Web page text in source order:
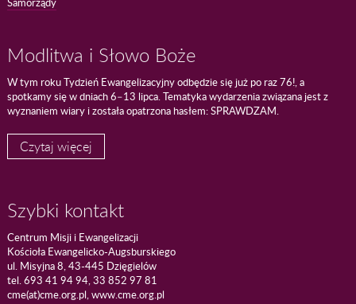
Modlitwa i Słowo Boże
W tym roku Tydzień Ewangelizacyjny odbędzie się już po raz 76!, a
spotkamy się w dniach 6–13 lipca. Tematyka wydarzenia związana jest z
wyznaniem wiary i została opatrzona hasłem: SPRAWDZAM.
Czytaj więcej
Szybki kontakt
Centrum Misji i Ewangelizacji
Kościoła Ewangelicko-Augsburskiego
ul. Misyjna 8, 43-445 Dzięgielów
tel. 693 41 94 94, 33 852 97 81
cme(at)cme.org.pl, www.cme.org.pl